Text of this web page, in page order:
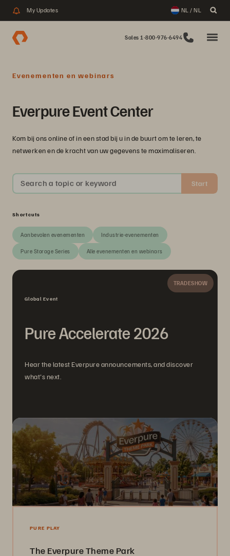
My Updates NL / NL
Sales 1-800-976-6494
Evenementen en webinars
Everpure Event Center
Kom bij ons online of in een stad bij u in de buurt om te leren, te
netwerken en de kracht van uw gegevens te maximaliseren.
Search a topic or keyword Start
Shortcuts
Aanbevolen evenementen Industrie-evenementen
Pure Storage Series Alle evenementen en webinars
TRADESHOW
Global Event
Pure Accelerate 2026
Hear the latest Everpure announcements, and discover
what's next.
PURE PLAY
The Everpure Theme Park